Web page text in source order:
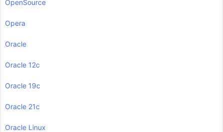
OpenSource
Opera
Oracle
Oracle 12c
Oracle 19c
Oracle 21c
Oracle Linux